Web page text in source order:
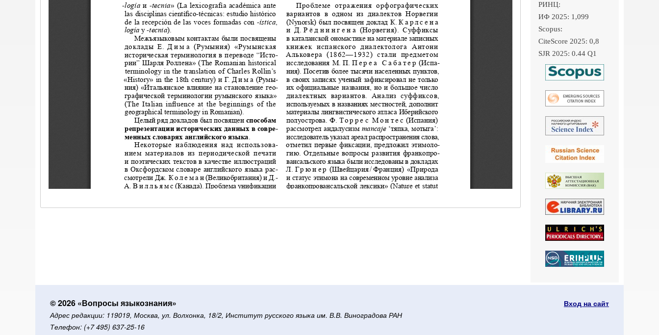
РИНЦ:
ИФ 2025: 1,099
Scopus:
CiteScore 2025: 0,8
SJR 2025: 0.44 Q1
© 2026 «Вопросы языкознания»
Адрес редакции: 119019, Москва, ул. Волхонка, 18/2, Институт русского языка им. В.В. Виноградова РАН
Телефон: (+7 495) 637-25-16
Вход на сайт